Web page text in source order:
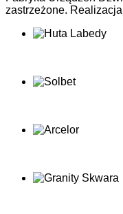
zastrzeżone. Realizacja